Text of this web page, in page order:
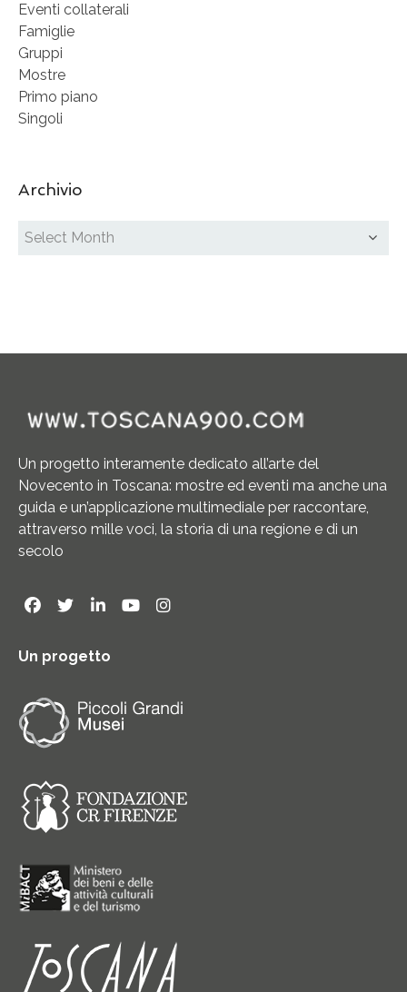
Eventi collaterali
Famiglie
Gruppi
Mostre
Primo piano
Singoli
Archivio
Un progetto interamente dedicato all’arte del
Novecento in Toscana: mostre ed eventi ma anche una
guida e un’applicazione multimediale per raccontare,
attraverso mille voci, la storia di una regione e di un
secolo
Un progetto